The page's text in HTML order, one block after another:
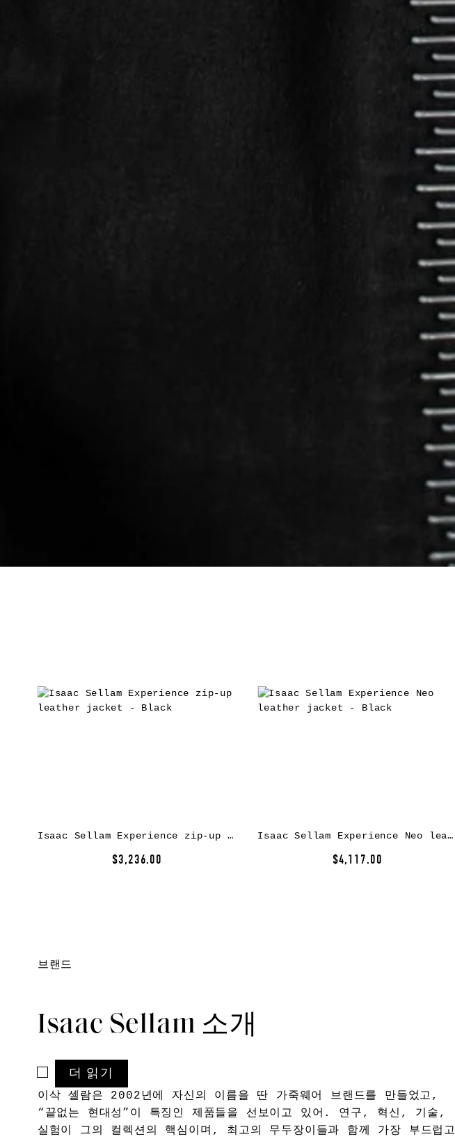
Isaac Sellam Experience zip-up leather jacket – Black
$3,236.00
Isaac Sellam Experience Neo leather jacket – Black
$4,117.00
브랜드
Isaac Sellam 소개
더 읽기
이삭 셀람은 2002년에 자신의 이름을 딴 가죽웨어 브랜드를 만들었고,
“끝없는 현대성”이 특징인 제품들을 선보이고 있어. 연구, 혁신, 기술,
실험이 그의 컬렉션의 핵심이며, 최고의 무두장이들과 함께 가장 부드럽고